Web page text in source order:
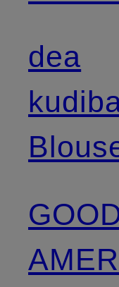
dea